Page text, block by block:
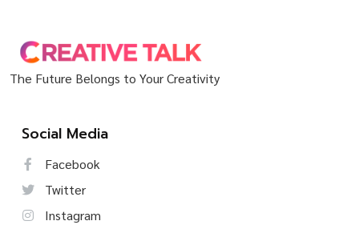
The Future Belongs to Your Creativity
Social Media
Facebook
Twitter
Instagram